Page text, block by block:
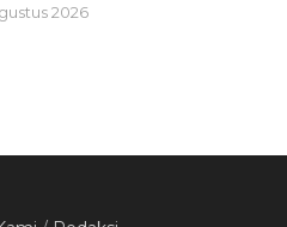
2026